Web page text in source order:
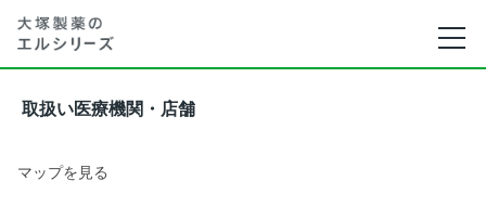
取扱い医療機関・店舗
マップを見る